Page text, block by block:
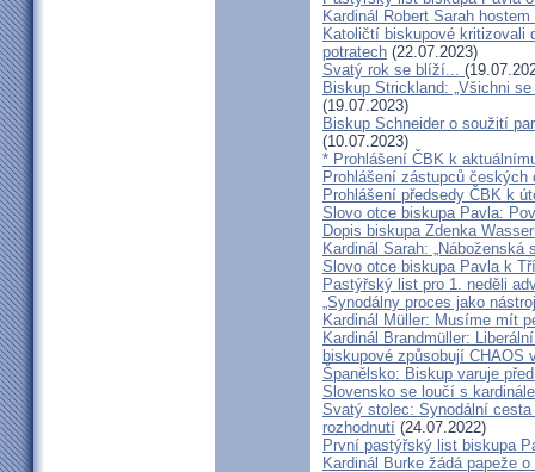
Kardinál Robert Sarah
Katoličtí biskupové kritizovali
potratech (22.07.2023)
Svatý rok se blíží...
Biskup Strickland: „Všichni
(19.07.2023)
Biskup Schneider o soužití
(10.07.2023)
* Prohlášení ČBK k
Prohlášení zástupců
Prohlášení předsedy ČBK k
Slovo otce biskupa Pavla:
Dopis biskupa Zdenka
Kardinál Sarah: „Náboženská
Slovo otce biskupa Pavla k
Pastýřský list pro 1. neděli
„Synodálny proces jako
Kardinál Müller: Musíme mít
Kardinál Brandmüller:
biskupové způsobují CHAOS
Španělsko: Biskup varuje
Slovensko se loučí s
Svatý stolec: Synodální
rozhodnutí (24.07.2022)
První pastýřský list biskupa
Kardinál Burke žádá papeže